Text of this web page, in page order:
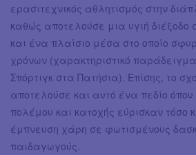
ερασιτεχνικός αθλητισμός στην
καθώς αποτελούσε μια υγιή διέξοδο
και ένα πλαίσιο μέσα στο οποίο
χρόνων (χαρακτηριστικό
Σπόρτιγκ στα Πατήσια). Επίσης, το
αποτελούσε και αυτό ένα πεδίο
πολέμου και κατοχής εύρισκαν τόσο
έμπνευση χάρη σε φωτισμένους
παιδαγωγούς.